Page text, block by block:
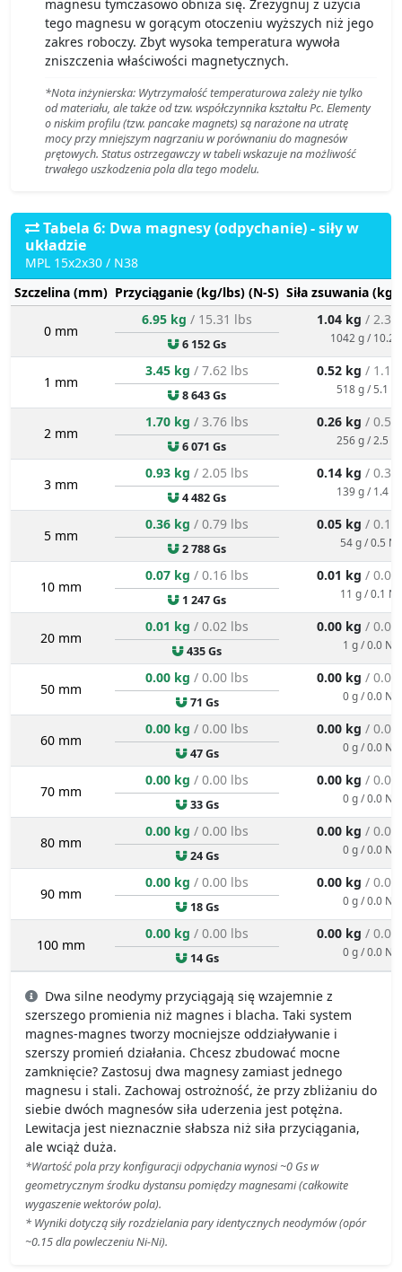
magnesu tymczasowo obniża się. Zrezygnuj z użycia
tego magnesu w gorącym otoczeniu wyższych niż jego
zakres roboczy. Zbyt wysoka temperatura wywoła
zniszczenia właściwości magnetycznych.
*Nota inżynierska: Wytrzymałość temperaturowa zależy nie tylko
od materiału, ale także od tzw. współczynnika kształtu Pc. Elementy
o niskim profilu (tzw. pancake magnets) są narażone na utratę
mocy przy mniejszym nagrzaniu w porównaniu do magnesów
prętowych. Status ostrzegawczy w tabeli wskazuje na możliwość
trwałego uszkodzenia pola dla tego modelu.
Tabela 6: Dwa magnesy (odpychanie) - siły w
układzie
MPL 15x2x30 / N38
Szczelina (mm) Przyciąganie (kg/lbs) (N-S) Siła zsuwania
0 mm
6.95 kg / 15.31 lbs
6 152 Gs
1.04 kg / 2.30
1042 g / 10.2
1 mm
3.45 kg / 7.62 lbs
8 643 Gs
0.52 kg / 1.14
518 g / 5.1 N
2 mm
1.70 kg / 3.76 lbs
6 071 Gs
0.26 kg / 0.56
256 g / 2.5 N
3 mm
0.93 kg / 2.05 lbs
4 482 Gs
0.14 kg / 0.31
139 g / 1.4 N
5 mm
0.36 kg / 0.79 lbs
2 788 Gs
0.05 kg / 0.12
54 g / 0.5 N
10 mm
0.07 kg / 0.16 lbs
1 247 Gs
0.01 kg / 0.02
11 g / 0.1 N
20 mm
0.01 kg / 0.02 lbs
435 Gs
0.00 kg / 0.00
1 g / 0.0 N
50 mm
0.00 kg / 0.00 lbs
71 Gs
0.00 kg / 0.00
0 g / 0.0 N
60 mm
0.00 kg / 0.00 lbs
47 Gs
0.00 kg / 0.00
0 g / 0.0 N
70 mm
0.00 kg / 0.00 lbs
33 Gs
0.00 kg / 0.00
0 g / 0.0 N
80 mm
0.00 kg / 0.00 lbs
24 Gs
0.00 kg / 0.00
0 g / 0.0 N
90 mm
0.00 kg / 0.00 lbs
18 Gs
0.00 kg / 0.00
0 g / 0.0 N
100 mm
0.00 kg / 0.00 lbs
14 Gs
0.00 kg / 0.00
0 g / 0.0 N
Dwa silne neodymy przyciągają się wzajemnie z
szerszego promienia niż magnes i blacha. Taki system
magnes-magnes tworzy mocniejsze oddziaływanie i
szerszy promień działania. Chcesz zbudować mocne
zamknięcie? Zastosuj dwa magnesy zamiast jednego
magnesu i stali. Zachowaj ostrożność, że przy zbliżaniu do
siebie dwóch magnesów siła uderzenia jest potężna.
Lewitacja jest nieznacznie słabsza niż siła przyciągania,
ale wciąż duża.
*Wartość pola przy konfiguracji odpychania wynosi ~0 Gs w
geometrycznym środku dystansu pomiędzy magnesami (całkowite
wygaszenie wektorów pola).
* Wyniki dotyczą siły rozdzielania pary identycznych neodymów (opór
~0.15 dla powleczeniu Ni-Ni).